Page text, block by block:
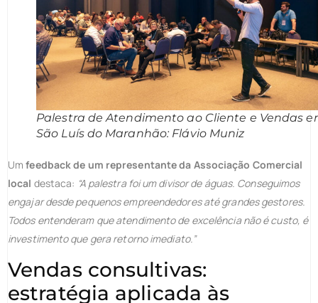
Palestra de Atendimento ao Cliente e Vendas
São Luís do Maranhão: Flávio Muniz
Umfeedback de um representante da Associação Comercial
local destaca: “A palestra foi um divisor de águas. Conseguimos
engajar desde pequenos empreendedores até grandes gestores.
Todos entenderam que atendimento de excelência não é custo, é
investimento que gera retorno imediato.”
Vendas consultivas:
estratégia aplicada às